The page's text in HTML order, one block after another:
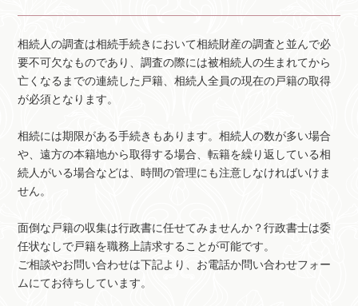
相続人の調査は相続手続きにおいて相続財産の調査と並んで必
要不可欠なものであり、調査の際には被相続人の生まれてから
亡くなるまでの連続した戸籍、相続人全員の現在の戸籍の取得
が必須となります。
相続には期限がある手続きもあります。相続人の数が多い場合
や、遠方の本籍地から取得する場合、転籍を繰り返している相
続人がいる場合などは、時間の管理にも注意しなければいけま
せん。
面倒な戸籍の収集は行政書に任せてみませんか？行政書士は委
任状なしで戸籍を職務上請求することが可能です。
ご相談やお問い合わせは下記より、お電話か問い合わせフォー
ムにてお待ちしています。